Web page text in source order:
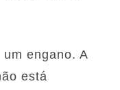
engano. A
está